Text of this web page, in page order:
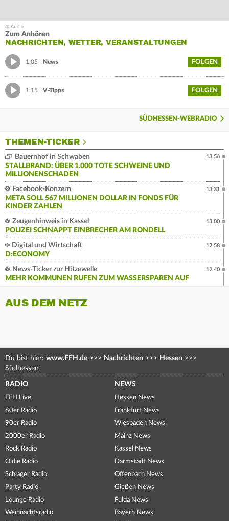
Zum Anhören
NACHRICHTEN, WETTER, VERANSTALTUNGEN
1:05 News FOLGEN
1:15 V-Tipps FOLGEN
SÜDHESSEN-WEBRADIO
THEMEN-TICKER
Bauernhof in Schwaben
STALLBRAND: ÜBER 1.000 TOTE SCHWEINE UND
MILLIONENSCHADEN
13:56
Facebook-Konzern
META SOLL 567 MILLIONEN DOLLAR IN FONDS FÜR
KINDER ZAHLEN
13:31
Zeugenhinweis in Kassel
POLIZEI SCHNAPPT EINBRECHER AM RONDELL
13:00
Digital und Wirtschaft
D:ECONOMY
12:58
News-Ticker zur Hitzewelle
MEHR KOMMUNEN RUFEN ZUM WASSERSPAREN AUF
12:40
AUS DEM NETZ
Du bist hier: www.FFH.de >>> Nachrichten >>> Hessen >>>
Südhessen
RADIO
FFH Live
80er Radio
90er Radio
2000er Radio
Rock Radio
Oldie Radio
Schlager Radio
Party Radio
Lounge Radio
Weihnachtsradio
NEWS
Hessen News
Frankfurt News
Wiesbaden News
Mainz News
Kassel News
Darmstadt News
Offenbach News
Gießen News
Fulda News
Bayern News